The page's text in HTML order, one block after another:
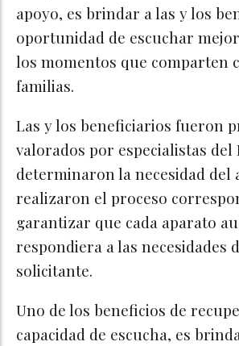
apoyo, es brindar a las y los
oportunidad de escuchar
los momentos que comparten
familias.
Las y los beneficiarios fueron
valorados por especialistas del
determinaron la necesidad del
realizaron el proceso
garantizar que cada aparato
respondiera a las necesidades
solicitante.
Uno de los beneficios de
capacidad de escucha, es